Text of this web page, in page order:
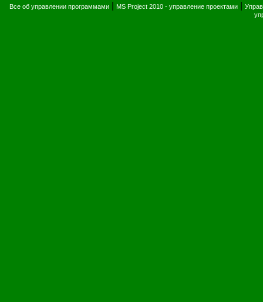
Все об управлении программами MS Project 2010 - управление проектами